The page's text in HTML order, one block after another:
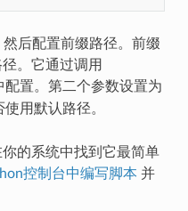
后配置前缀路径。前缀
。它通过调用
配置。第二个参数设置为
用默认路径。
的系统中找到它最简单
控制台中编写脚本 并